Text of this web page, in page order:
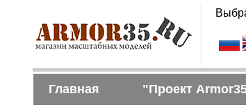
Главная "Проект